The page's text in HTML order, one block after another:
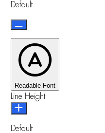
Default
Readable Font
Line Height
Default